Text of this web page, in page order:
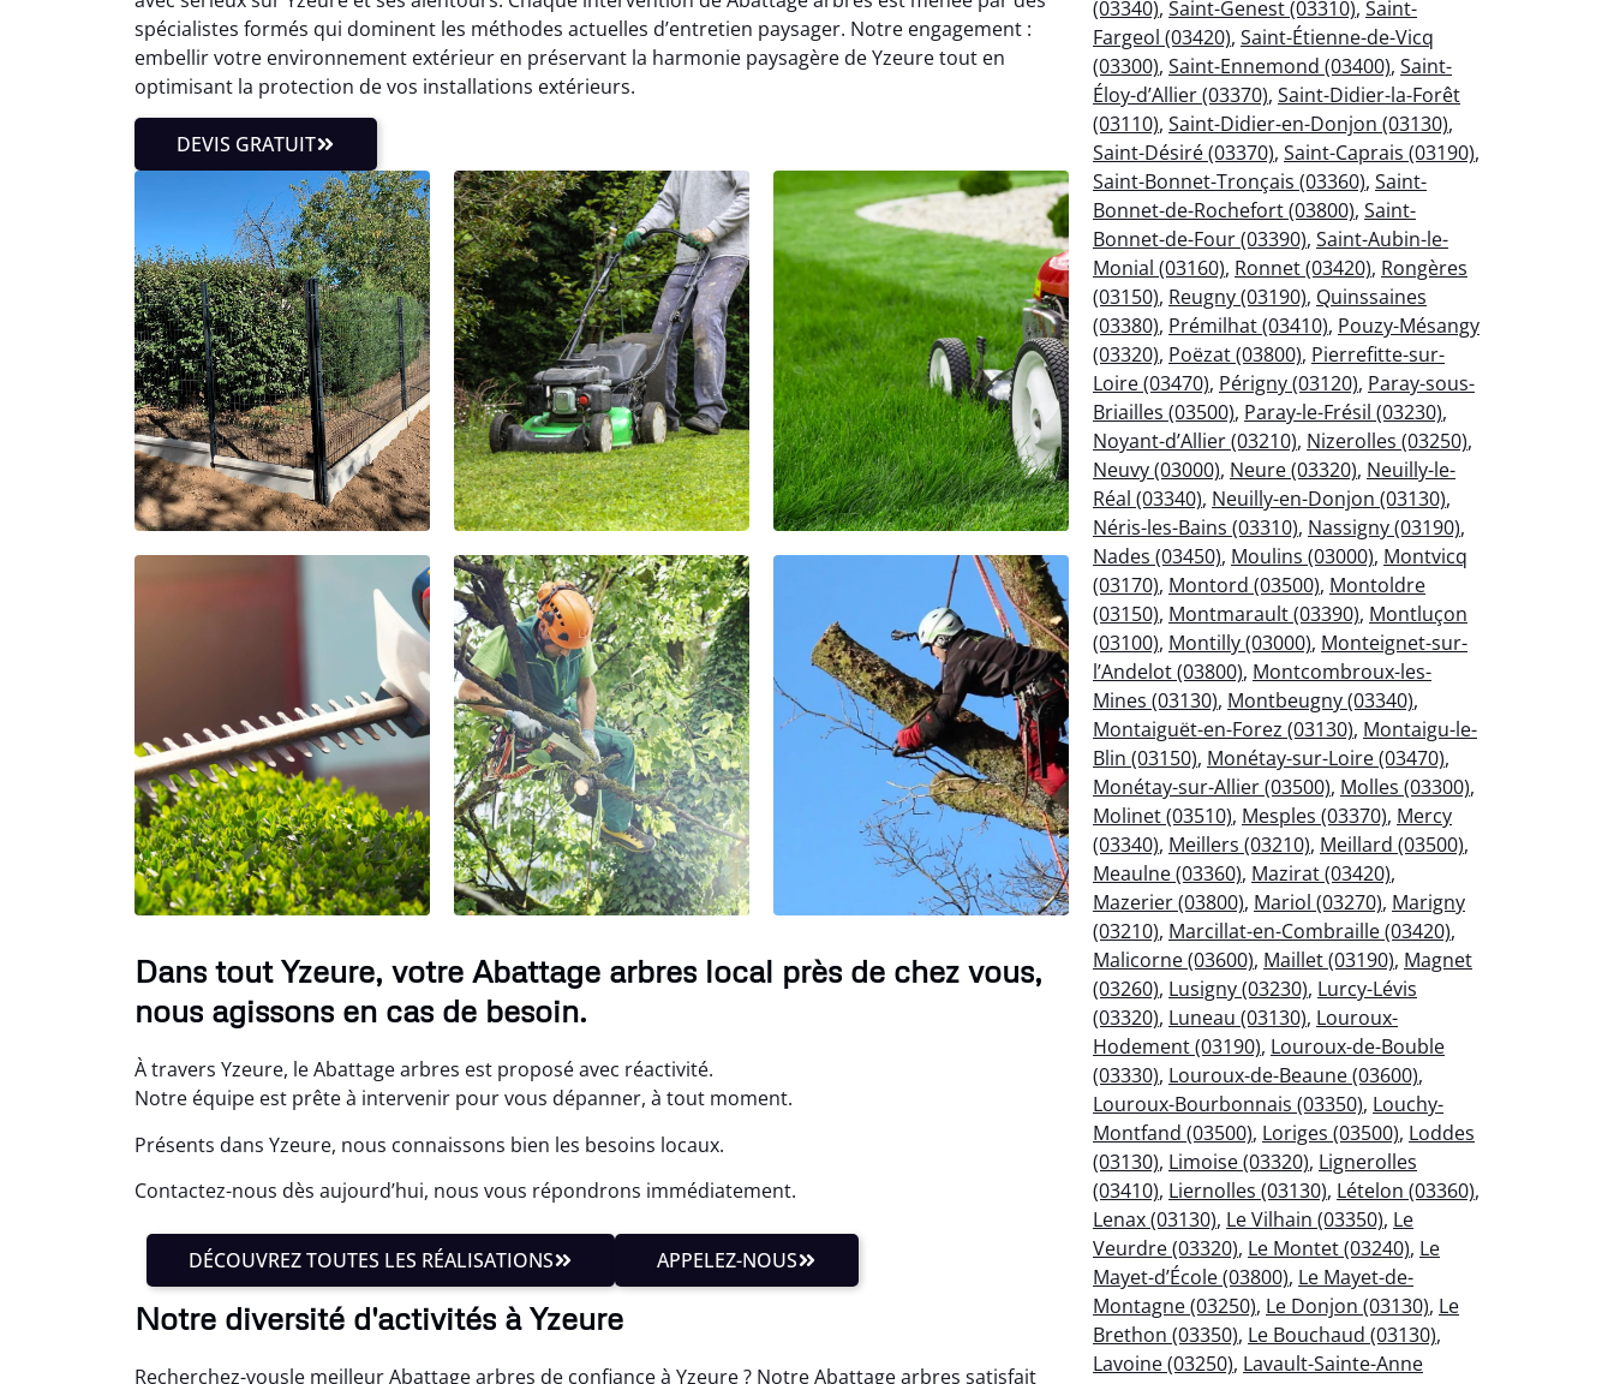
spécialistes formés qui dominent les méthodes actuelles d’entretien paysager. Notre engagement :
embellir votre environnement extérieur en préservant la harmonie paysagère de Yzeure tout en
optimisant la protection de vos installations extérieurs.
DEVIS GRATUIT
Dans tout Yzeure, votre Abattage arbres local près de chez vous,
nous agissons en cas de besoin.
À travers Yzeure, le Abattage arbres est proposé avec réactivité.
Notre équipe est prête à intervenir pour vous dépanner, à tout moment.
Présents dans Yzeure, nous connaissons bien les besoins locaux.
Contactez-nous dès aujourd’hui, nous vous répondrons immédiatement.
DÉCOUVREZ TOUTES LES RÉALISATIONS APPELEZ-NOUS
Notre diversité d'activités à Yzeure
Recherchez-vousle meilleur Abattage arbres de confiance à Yzeure ? Notre Abattage arbres satisfait
(03340), Saint-Genest (03310), Saint-
Fargeol (03420), Saint-Étienne-de-Vicq
(03300), Saint-Ennemond (03400), Saint-
Éloy-d’Allier (03370), Saint-Didier-la-Forêt
(03110), Saint-Didier-en-Donjon (03130),
Saint-Désiré (03370), Saint-Caprais (03190),
Saint-Bonnet-Tronçais (03360), Saint-
Bonnet-de-Rochefort (03800), Saint-
Bonnet-de-Four (03390), Saint-Aubin-le-
Monial (03160), Ronnet (03420), Rongères
(03150), Reugny (03190), Quinssaines
(03380), Prémilhat (03410), Pouzy-Mésangy
(03320), Poëzat (03800), Pierrefitte-sur-
Loire (03470), Périgny (03120), Paray-sous-
Briailles (03500), Paray-le-Frésil (03230),
Noyant-d’Allier (03210), Nizerolles (03250),
Neuvy (03000), Neure (03320), Neuilly-le-
Réal (03340), Neuilly-en-Donjon (03130),
Néris-les-Bains (03310), Nassigny (03190),
Nades (03450), Moulins (03000), Montvicq
(03170), Montord (03500), Montoldre
(03150), Montmarault (03390), Montluçon
(03100), Montilly (03000), Monteignet-sur-
l’Andelot (03800), Montcombroux-les-
Mines (03130), Montbeugny (03340),
Montaiguët-en-Forez (03130), Montaigu-le-
Blin (03150), Monétay-sur-Loire (03470),
Monétay-sur-Allier (03500), Molles (03300),
Molinet (03510), Mesples (03370), Mercy
(03340), Meillers (03210), Meillard (03500),
Meaulne (03360), Mazirat (03420),
Mazerier (03800), Mariol (03270), Marigny
(03210), Marcillat-en-Combraille (03420),
Malicorne (03600), Maillet (03190), Magnet
(03260), Lusigny (03230), Lurcy-Lévis
(03320), Luneau (03130), Louroux-
Hodement (03190), Louroux-de-Bouble
(03330), Louroux-de-Beaune (03600),
Louroux-Bourbonnais (03350), Louchy-
Montfand (03500), Loriges (03500), Loddes
(03130), Limoise (03320), Lignerolles
(03410), Liernolles (03130), Lételon (03360),
Lenax (03130), Le Vilhain (03350), Le
Veurdre (03320), Le Montet (03240), Le
Mayet-d’École (03800), Le Mayet-de-
Montagne (03250), Le Donjon (03130), Le
Brethon (03350), Le Bouchaud (03130),
Lavoine (03250), Lavault-Sainte-Anne